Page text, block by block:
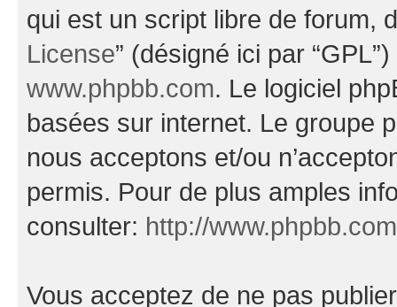
qui est un script libre de forum,
License” (désigné ici par
www.phpbb.com. Le logiciel
basées sur internet. Le groupe
nous acceptons et/ou
permis. Pour de plus amples
consulter: http://
Vous acceptez de ne pas